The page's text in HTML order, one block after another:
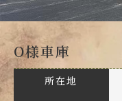
O様車庫
所在地